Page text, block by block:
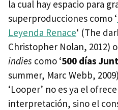
la cual hay espacio para
superproducciones como ‘
Leyenda Renace‘ (The
Christopher Nolan, 2012)
indies como ‘500 días
summer, Marc Webb,
‘Looper’ no es ya el
interpretación, sino el